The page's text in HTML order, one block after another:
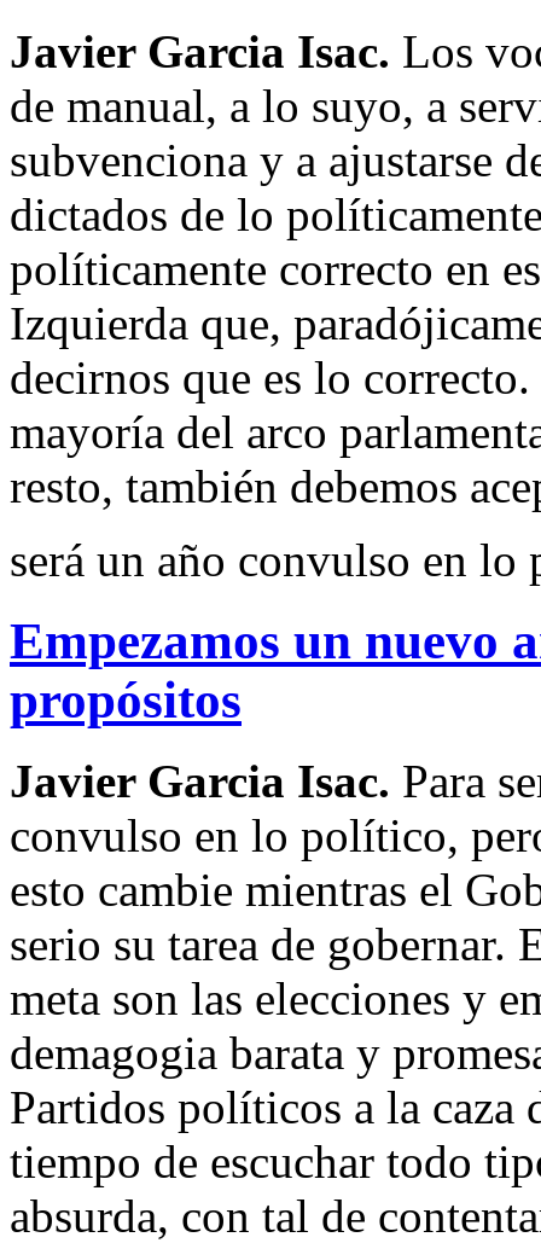
Javier Garcia Isac. Los
de manual, a lo suyo, a
subvenciona y a ajustarse
dictados de lo
políticamente correcto en
Izquierda que,
decirnos que es lo
mayoría del arco
resto, también debemos
será un año convulso en
Empezamos un nuevo
propósitos
Javier Garcia Isac. Para
convulso en lo político,
esto cambie mientras el
serio su tarea de gobernar.
meta son las elecciones y
demagogia barata y
Partidos políticos a la caza
tiempo de escuchar todo
absurda, con tal de